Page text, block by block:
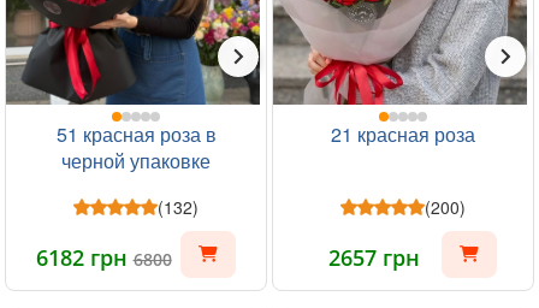
51 красная роза в
черной упаковке
(132)
6182 грн6800
21 красная роза
(200)
2657 грн